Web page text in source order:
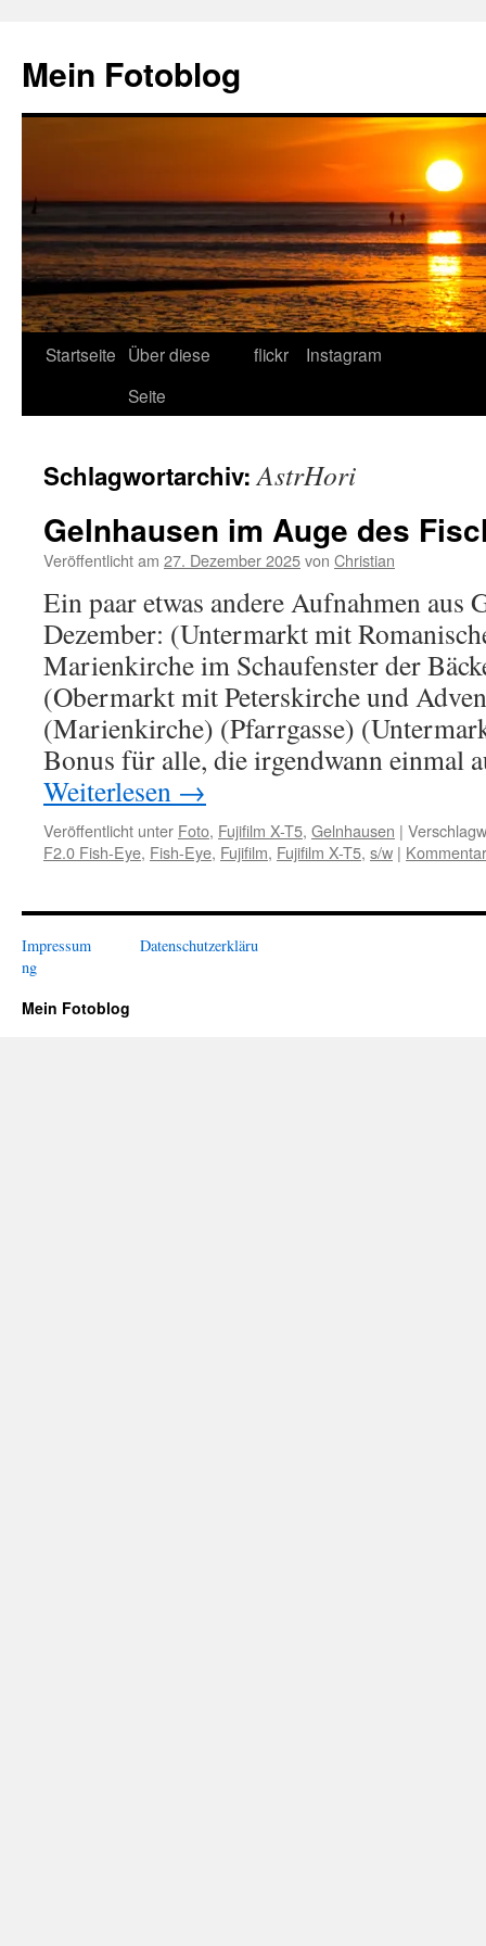
springen
Mein Fotoblog
Startseite Über diese
Seite
flickr Instagram
Schlagwortarchiv:AstrHori
Gelnhausen im Auge des
Veröffentlicht am 27. Dezember 2025von Christian
Ein paar etwas andere Aufnahmen aus
Dezember: (Untermarkt mit
Marienkirche im Schaufenster der
(Obermarkt mit Peterskirche und
(Marienkirche) (Pfarrgasse)
Bonus für alle, die irgendwann einmal
Weiterlesen →
Veröffentlicht unter Foto, Fujifilm X-T5, Gelnhausen |
F2.0 Fish-Eye, Fish-Eye, Fujifilm, Fujifilm X-T5, s/w |
Impressum
Datenschutzerkläru
ng
Mein Fotoblog